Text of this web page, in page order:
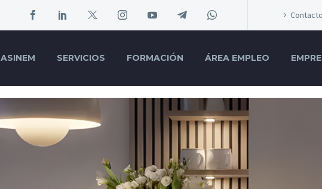
Contacto
ASINEM SERVICIOS FORMACIÓN ÁREA EMPLEO